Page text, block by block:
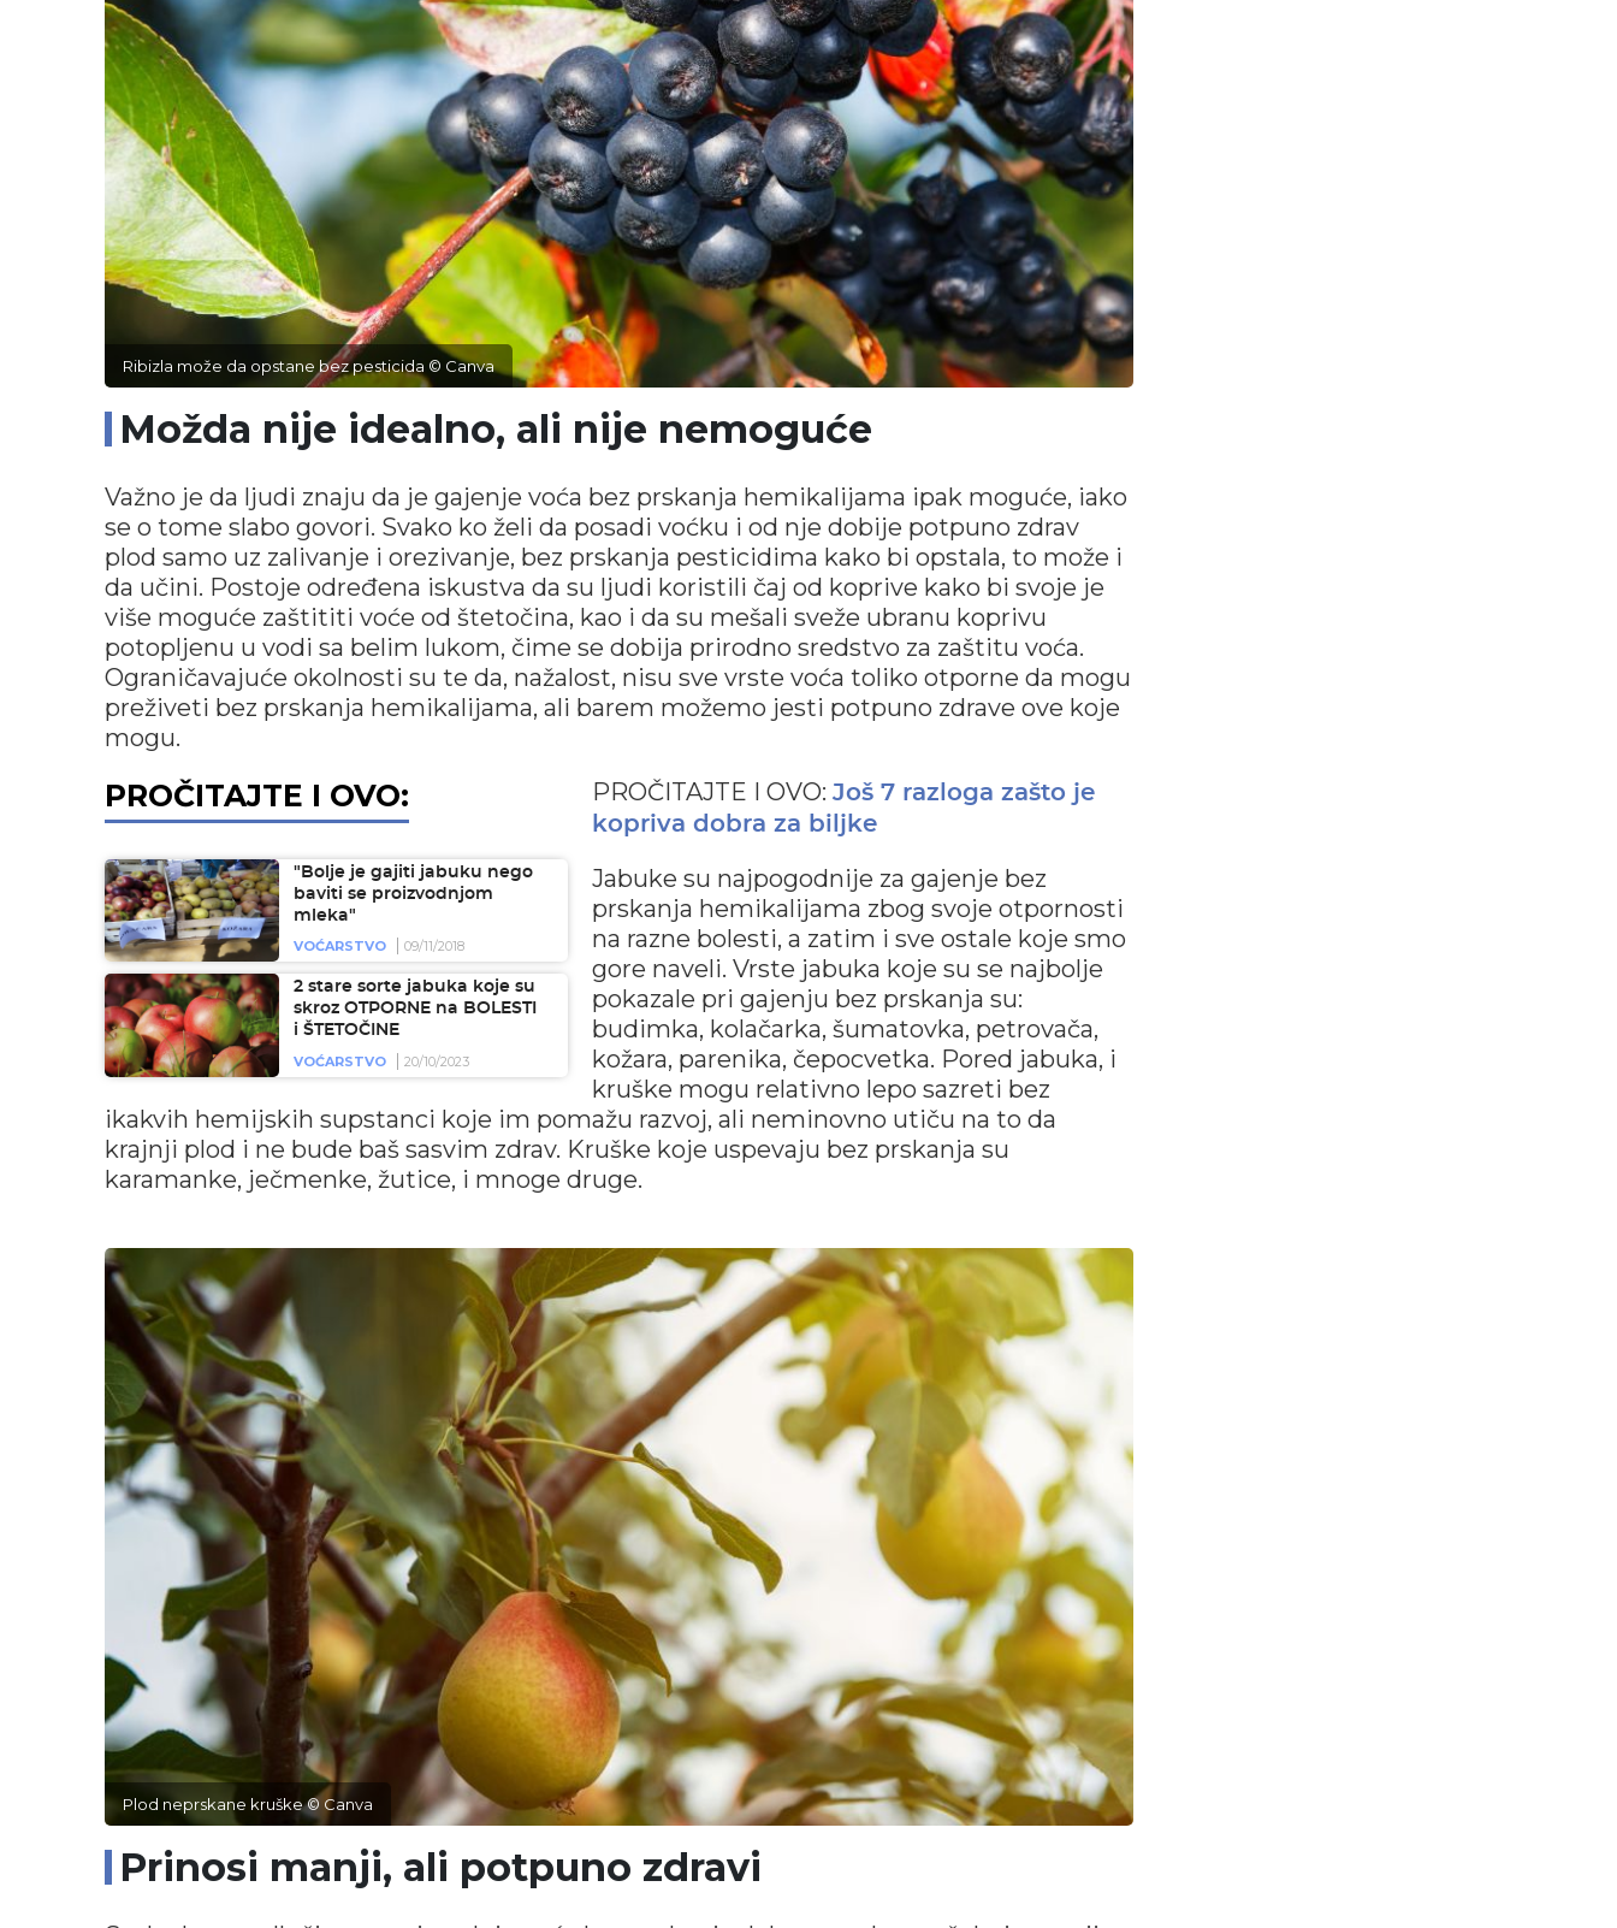
Ribizla može da opstane bez pesticida © Canva
Možda nije idealno, ali nije nemoguće
Važno je da ljudi znaju da je gajenje voća bez prskanja hemikalijama ipak moguće, iako
se o tome slabo govori. Svako ko želi da posadi voćku i od nje dobije potpuno zdrav
plod samo uz zalivanje i orezivanje, bez prskanja pesticidima kako bi opstala, to može i
da učini. Postoje određena iskustva da su ljudi koristili čaj od koprive kako bi svoje je
više moguće zaštititi voće od štetočina, kao i da su mešali sveže ubranu koprivu
potopljenu u vodi sa belim lukom, čime se dobija prirodno sredstvo za zaštitu voća.
Ograničavajuće okolnosti su te da, nažalost, nisu sve vrste voća toliko otporne da mogu
preživeti bez prskanja hemikalijama, ali barem možemo jesti potpuno zdrave ove koje
mogu.
PROČITAJTE I OVO:
"Bolje je gajiti jabuku nego
baviti se proizvodnjom
mleka"
VOĆARSTVO
09/11/2018
2 stare sorte jabuka koje su
skroz OTPORNE na BOLESTI
i ŠTETOČINE
VOĆARSTVO
20/10/2023
PROČITAJTE I OVO: Još 7 razloga zašto je
kopriva dobra za biljke
Jabuke su najpogodnije za gajenje bez
prskanja hemikalijama zbog svoje otpornosti
na razne bolesti, a zatim i sve ostale koje smo
gore naveli. Vrste jabuka koje su se najbolje
pokazale pri gajenju bez prskanja su:
budimka, kolačarka, šumatovka, petrovača,
kožara, parenika, čepocvetka. Pored jabuka, i
kruške mogu relativno lepo sazreti bez
ikakvih hemijskih supstanci koje im pomažu razvoj, ali neminovno utiču na to da
krajnji plod i ne bude baš sasvim zdrav. Kruške koje uspevaju bez prskanja su
karamanke, ječmenke, žutice, i mnoge druge.
Plod neprskane kruške © Canva
Prinosi manji, ali potpuno zdravi